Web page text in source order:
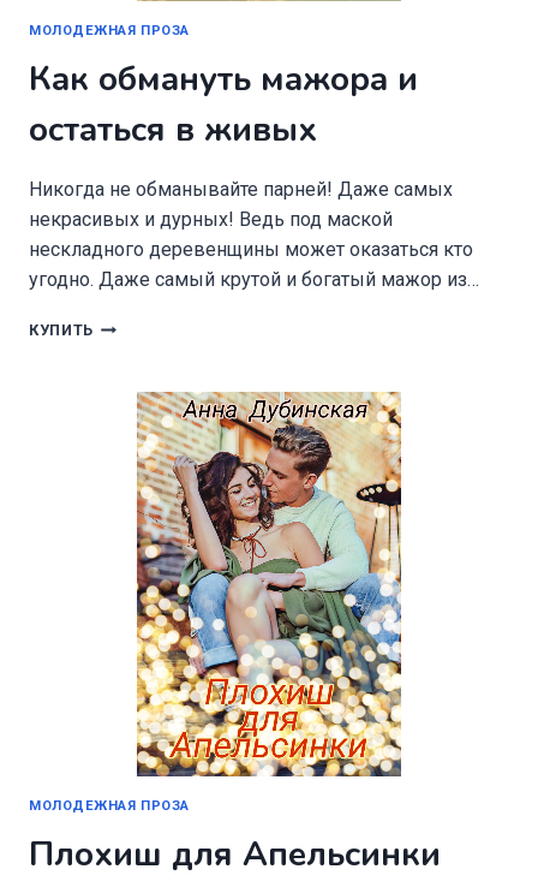
МОЛОДЕЖНАЯ ПРОЗА
Как обмануть мажора и
остаться в живых
Никогда не обманывайте парней! Даже самых
некрасивых и дурных! Ведь под маской
нескладного деревенщины может оказаться кто
угодно. Даже самый крутой и богатый мажор из…
КУПИТЬ КАК
ОСТАТЬСЯ
ЖИВЫХ
МОЛОДЕЖНАЯ ПРОЗА
Плохиш для Апельсинки